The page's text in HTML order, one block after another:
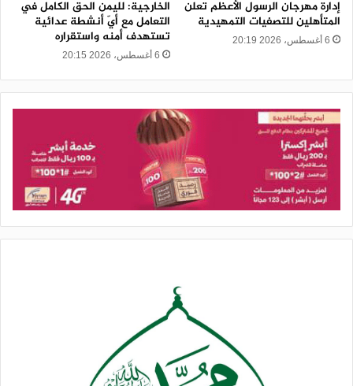
إدارة مهرجان الرسول الأعظم تعلن
المتأهلين للتصفيات التمهيدية
6 أغسطس، 2026 20:19
الخارجية: لليمن الحق الكامل في
التعامل مع أيّ أنشطة عدائية
تستهدف أمنه واستقراره
6 أغسطس، 2026 20:15